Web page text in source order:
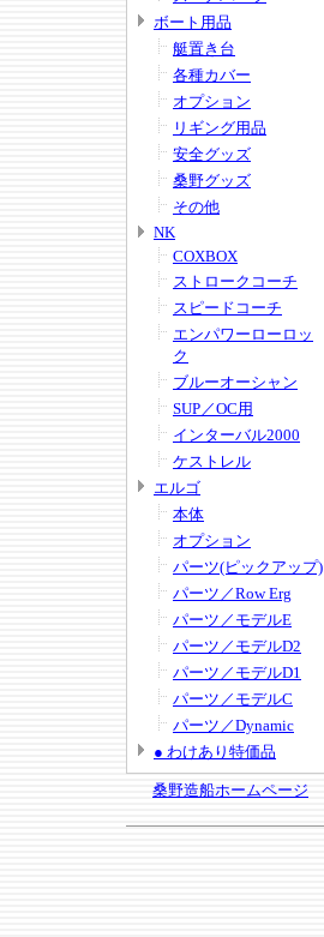
ボート用品
艇置き台
各種カバー
オプション
リギング用品
安全グッズ
桑野グッズ
その他
NK
COXBOX
ストロークコーチ
スピードコーチ
エンパワーローロッ
ク
ブルーオーシャン
SUP／OC用
インターバル2000
ケストレル
エルゴ
本体
オプション
パーツ(ピックアップ)
パーツ／Row Erg
パーツ／モデルE
パーツ／モデルD2
パーツ／モデルD1
パーツ／モデルC
パーツ／Dynamic
● わけあり特価品
桑野造船ホームページ